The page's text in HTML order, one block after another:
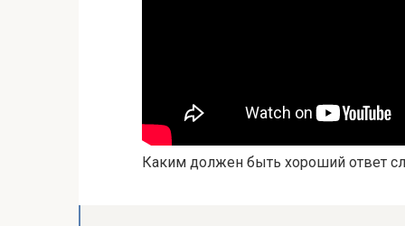
Каким должен быть хороший ответ